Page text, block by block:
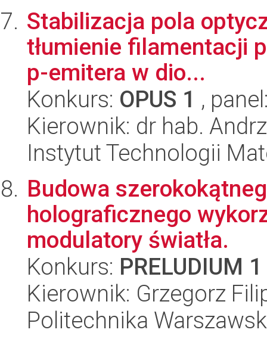
Stabilizacja pola
tłumienie filamentacji
p-emitera w dio...
Konkurs: OPUS 1 ,
Kierownik: dr hab.
Instytut Technologii
Budowa
holograficznego
modulatory światła.
Konkurs: PRELUDIUM 1
Kierownik: Grzegorz
Politechnika